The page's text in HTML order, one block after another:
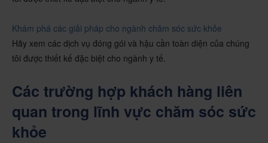
Khám phá các giải pháp cho ngành chăm sóc sức khỏe
Hãy xem các dịch vụ đóng gói và hậu cần toàn diện của chúng
tôi được thiết kế đặc biệt cho ngành y tế.
Các trường hợp khách hàng liên
quan trong lĩnh vực chăm sóc sức
khỏe